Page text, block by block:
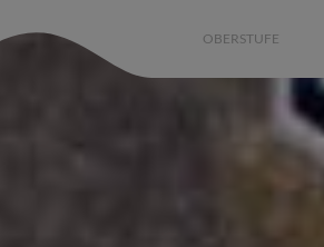
OBERSTUFE